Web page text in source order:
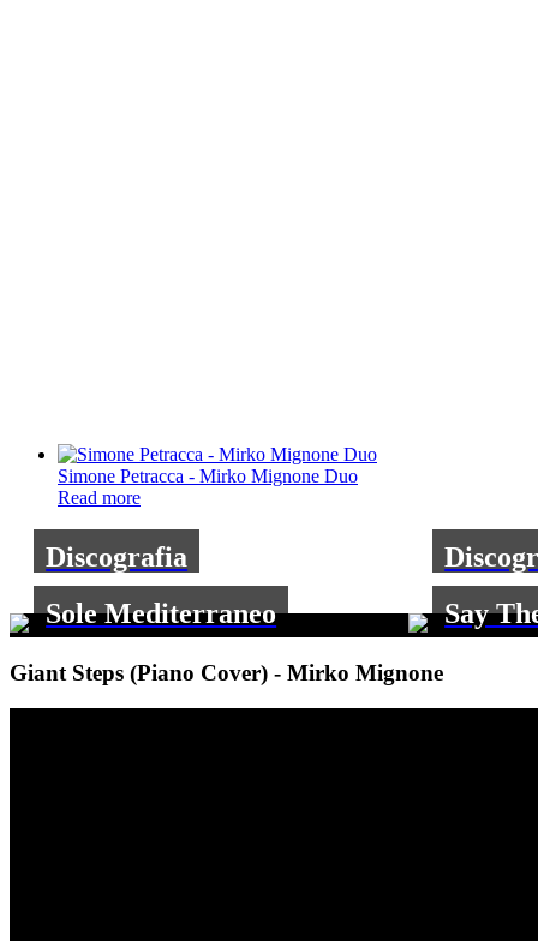
Simone Petracca - Mirko Mignone Duo
Read more
Discografia
Sole Mediterraneo
Say
Giant Steps (Piano Cover) - Mirko Mignone